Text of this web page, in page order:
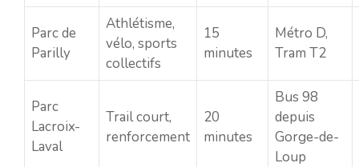
Parc de
Parilly
Athlétisme,
vélo, sports
collectifs
15
minutes
Métro D,
Tram T2
Parc
Lacroix-
Laval
Trail court,
renforcement
20
minutes
Bus 98
depuis
Gorge-de-
Loup